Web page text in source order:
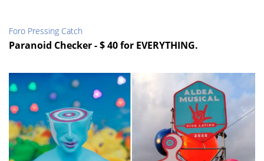
Foro Pressing Catch
Paranoid Checker - $ 40 for EVERYTHING.